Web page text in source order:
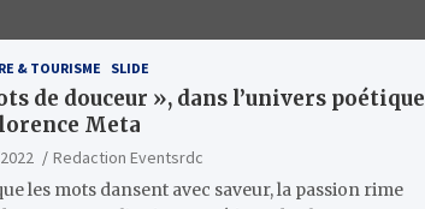
& TOURISME SLIDE
de douceur », dans l’univers poétique
Meta
Redaction Eventsrdc
les mots dansent avec saveur, la passion rime